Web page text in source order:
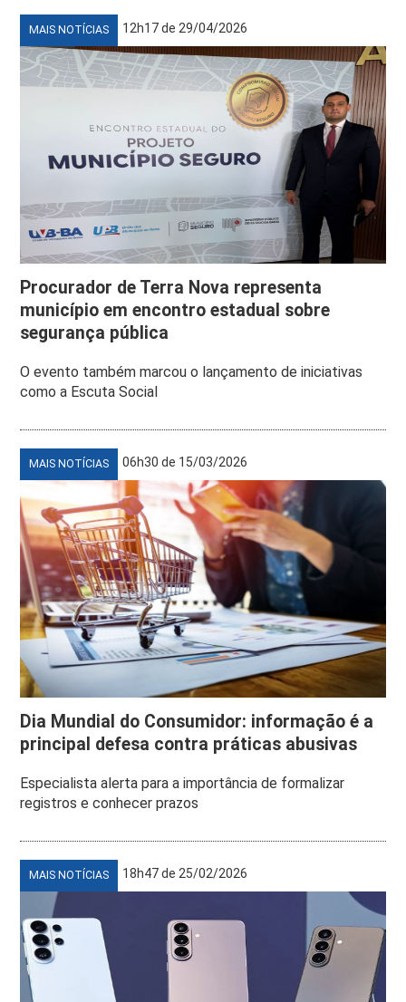
MAIS NOTÍCIAS 12h17 de 29/04/2026
Procurador de Terra Nova representa
município em encontro estadual sobre
segurança pública
O evento também marcou o lançamento de iniciativas
como a Escuta Social
MAIS NOTÍCIAS 06h30 de 15/03/2026
Dia Mundial do Consumidor: informação é a
principal defesa contra práticas abusivas
Especialista alerta para a importância de formalizar
registros e conhecer prazos
MAIS NOTÍCIAS 18h47 de 25/02/2026